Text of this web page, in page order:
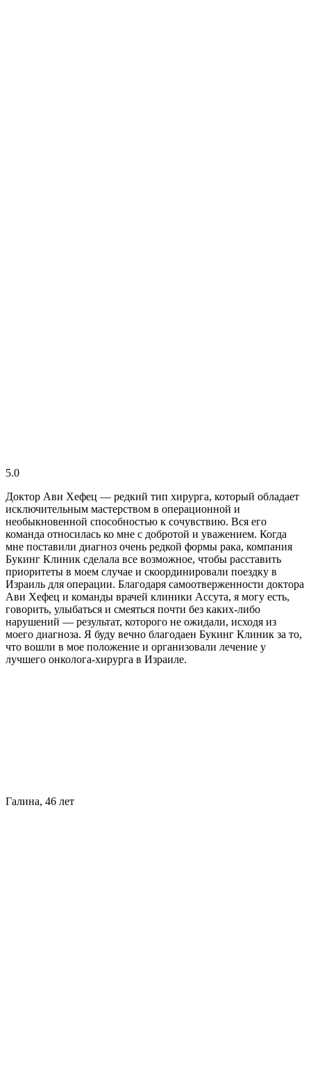
5.0
Доктор Ави Хефец — редкий тип хирурга, который обладает
исключительным мастерством в операционной и
необыкновенной способностью к сочувствию. Вся его
команда относилась ко мне с добротой и уважением. Когда
мне поставили диагноз очень редкой формы рака, компания
Букинг Клиник сделала все возможное, чтобы расставить
приоритеты в моем случае и скоординировали поездку в
Израиль для операции. Благодаря самоотверженности доктора
Ави Хефец и команды врачей клиники Ассута, я могу есть,
говорить, улыбаться и смеяться почти без каких-либо
нарушений — результат, которого не ожидали, исходя из
моего диагноза. Я буду вечно благодаен Букинг Клиник за то,
что вошли в мое положение и организовали лечение у
лучшего онколога-хирурга в Израиле.
Галина, 46 лет